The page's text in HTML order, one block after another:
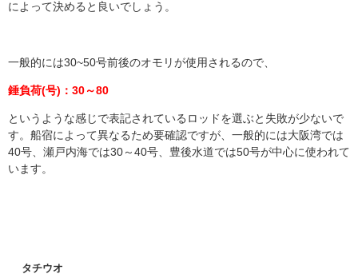
によって決めると良いでしょう。
一般的には30~50号前後のオモリが使用されるので、
錘負荷(号)：30～80
というような感じで表記されているロッドを選ぶと失敗が少ないで
す。 船宿によって異なるため要確認ですが、一般的には大阪湾では
40号、瀬戸内海では30～40号、豊後水道では50号が中心に使われて
います。
タチウオ